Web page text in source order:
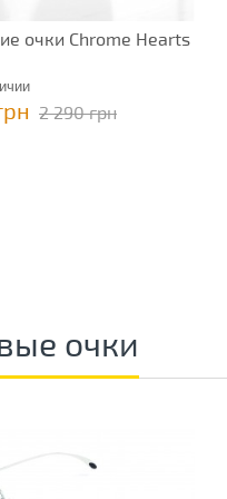
очки Chrome Hearts
2 290 грн
очки